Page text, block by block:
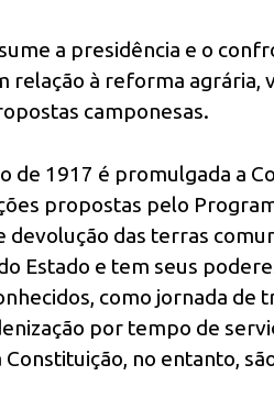
a presidência e o
relação à reforma agrária,
camponesas.
de 1917 é promulgada a
propostas pelo
devolução das terras
Estado e tem seus
como jornada de
por tempo de
Constituição, no entanto,